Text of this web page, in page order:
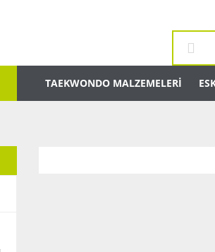
TAEKWONDO MALZEMELERİ